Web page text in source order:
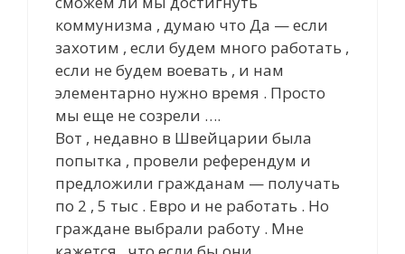
коммунизма , думаю что Да — если
захотим , если будем много работать ,
если не будем воевать , и нам
элементарно нужно время . Просто
мы еще не созрели ….
Вот , недавно в Швейцарии была
попытка , провели референдум и
предложили гражданам — получать
по 2 , 5 тыс . Евро и не работать . Но
граждане выбрали работу . Мне